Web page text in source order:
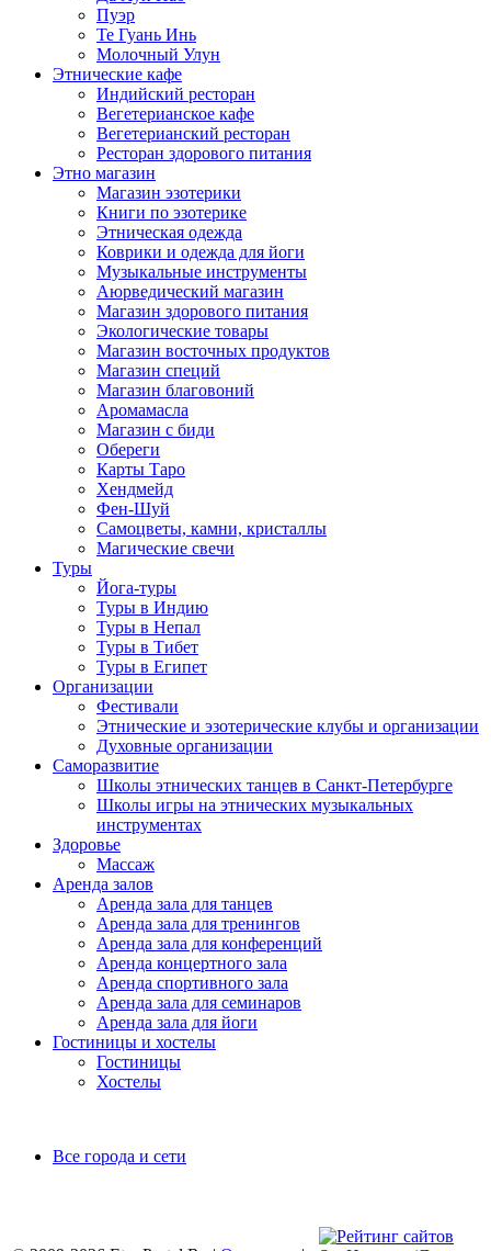
Пуэр
Те Гуань Инь
Молочный Улун
Этнические кафе
Индийский ресторан
Вегетерианское кафе
Вегетерианский ресторан
Ресторан здорового питания
Этно магазин
Магазин эзотерики
Книги по эзотерике
Этническая одежда
Коврики и одежда для йоги
Музыкальные инструменты
Аюрведический магазин
Магазин здорового питания
Экологические товары
Магазин восточных продуктов
Магазин специй
Магазин благовоний
Аромамасла
Магазин с биди
Обереги
Карты Таро
Хендмейд
Фен-Шуй
Самоцветы, камни, кристаллы
Магические свечи
Туры
Йога-туры
Туры в Индию
Туры в Непал
Туры в Тибет
Туры в Египет
Организации
Фестивали
Этнические и эзотерические клубы и организации
Духовные организации
Саморазвитие
Школы этнических танцев в Санкт-Петербурге
Школы игры на этнических музыкальных
инструментах
Здоровье
Массаж
Аренда залов
Аренда зала для танцев
Аренда зала для тренингов
Аренда зала для конференций
Аренда концертного зала
Аренда спортивного зала
Аренда зала для семинаров
Аренда зала для йоги
Гостиницы и хостелы
Гостиницы
Хостелы
Все города и сети